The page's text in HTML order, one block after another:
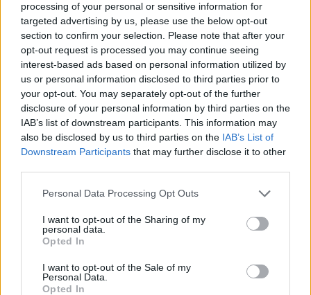
processing of your personal or sensitive information for
targeted advertising by us, please use the below opt-out
section to confirm your selection. Please note that after your
opt-out request is processed you may continue seeing
interest-based ads based on personal information utilized by
us or personal information disclosed to third parties prior to
your opt-out. You may separately opt-out of the further
disclosure of your personal information by third parties on the
IAB’s list of downstream participants. This information may
also be disclosed by us to third parties on the IAB’s List of
Downstream Participants that may further disclose it to other
Personal Data Processing Opt Outs
I want to opt-out of the Sharing of my
personal data.
Opted In
I want to opt-out of the Sale of my
Personal Data.
Opted In
pedagógushiánnyal
Bár a pedagógushiányt gyakran a leszakadó térségekkel kapcsolják
össze, a kutatások szerint a probléma ma már nem kizárólag ezeket a
régiókat érinti. A Közgazdaság- és Regionális Tudományi Központ
elemzéseszerint az elmúlt években Budapesten is jelentősen romlott
a helyzet, részben azért, mert a pedagógusok számára több alternatív
munkalehetőség érhető el. Ugyanakkor a hátrányos helyzetű
térségekben továbbra is különösen nehéz megtartani a szakképzett
tanárokat. Az Eduline-on is foglalkoztunk azzal, hogy a 2025/2026-
os tanév előtt
több mint kétezer pedagógust kerestekaz iskolák a
Közszolgállás portálon, a legtöbb betöltetlen állás matematikatanári,
fizikatanári és angoltanári pozíció volt.
pedagógus dolgozik az oktatásban, aki nem rendelkezik
több mint ötezren tanítanak ilyen formában a köznevelésben, ami a
szakértők szerint szintén a tartós munkaerőhiány egyik
következménye.